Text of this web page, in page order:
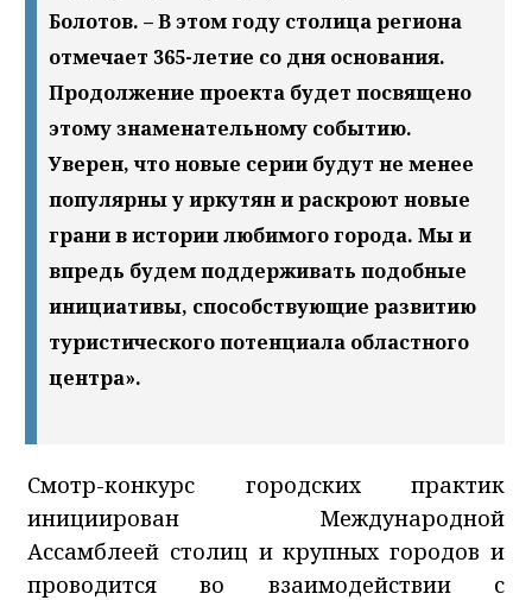
Болотов. – В этом году столица региона
отмечает 365-летие со дня основания.
Продолжение проекта будет посвящено
этому знаменательному событию.
Уверен, что новые серии будут не менее
популярны у иркутян и раскроют новые
грани в истории любимого города. Мы и
впредь будем поддерживать подобные
инициативы, способствующие развитию
туристического потенциала областного
центра».
Смотр-конкурс городских практик
инициирован Международной
Ассамблеей столиц и крупных городов и
проводится во взаимодействии с